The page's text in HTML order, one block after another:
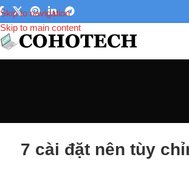
Skip to navigation
Skip to main content
7 cài đặt nên tùy